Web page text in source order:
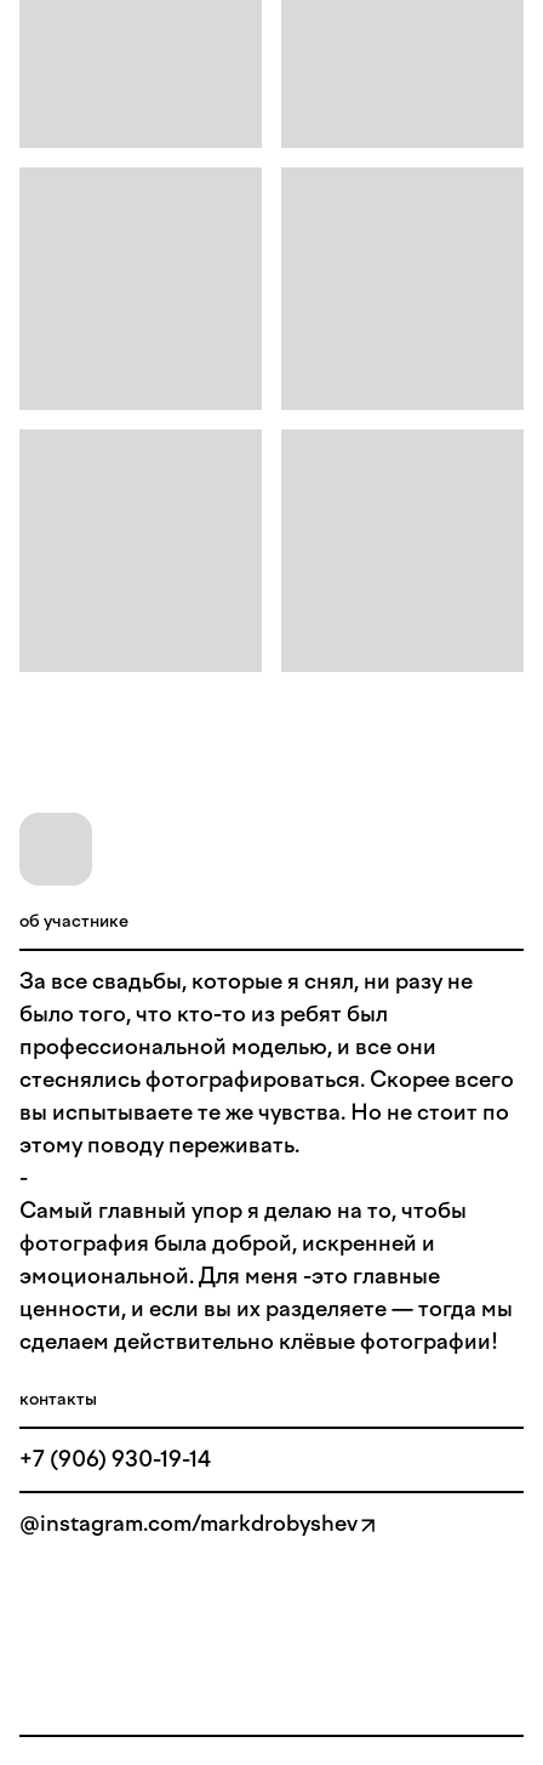
об участнике
За все свадьбы, которые я снял, ни разу не
было того, что кто-то из ребят был
профессиональной моделью, и все они
стеснялись фотографироваться. Скорее всего
вы испытываете те же чувства. Но не стоит по
этому поводу переживать.
-
Самый главный упор я делаю на то, чтобы
фотография была доброй, искренней и
эмоциональной. Для меня -это главные
ценности, и если вы их разделяете — тогда мы
сделаем действительно клёвые фотографии!
контакты
+7 (906) 930-19-14
@instagram.com/markdrobyshev